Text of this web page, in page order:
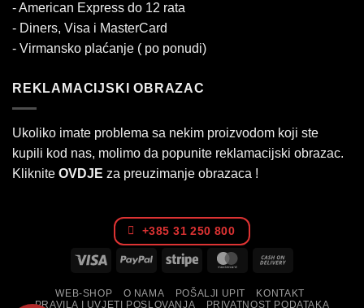
- American Express do 12 rata
- Diners, Visa i MasterCard
- Virmansko plaćanje ( po ponudi)
REKLAMACIJSKI OBRAZAC
Ukoliko imate problema sa nekim proizvodom koji ste
kupili kod nas, molimo da popunite reklamacijski obrazac.
Kliknite OVDJE za preuzimanje obrazaca !
+385 31 250 800
Visa PayPal Stripe MasterCard
Delivery
WEB-SHOP O NAMA POŠALJI UPIT
KONTAKT
PRAVILA I UVJETI POSLOVANJA
PRIVATNOST PODATAKA